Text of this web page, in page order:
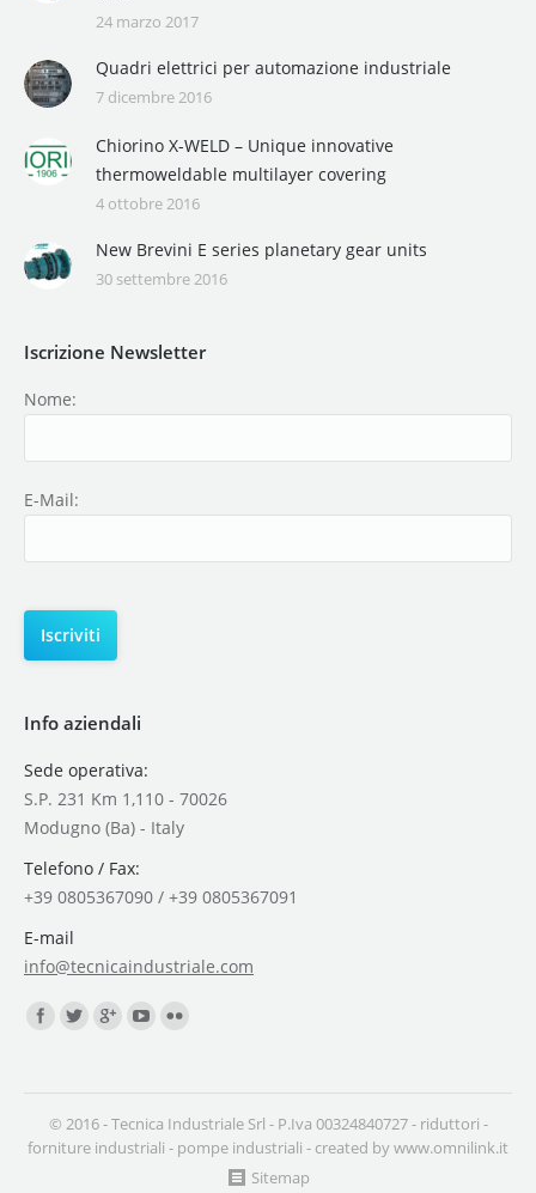
24 marzo 2017
Quadri elettrici per automazione industriale
7 dicembre 2016
Chiorino X-WELD – Unique innovative
thermoweldable multilayer covering
4 ottobre 2016
New Brevini E series planetary gear units
30 settembre 2016
Iscrizione Newsletter
Nome:
E-Mail:
Info aziendali
Sede operativa:
S.P. 231 Km 1,110 - 70026
Modugno (Ba) - Italy
Telefono / Fax:
+39 0805367090 / +39 0805367091
E-mail
info@tecnicaindustriale.com
Find us on:
© 2016 - Tecnica Industriale Srl - P.Iva 00324840727 - riduttori -
forniture industriali - pompe industriali - created bywww.omnilink.it
Sitemap